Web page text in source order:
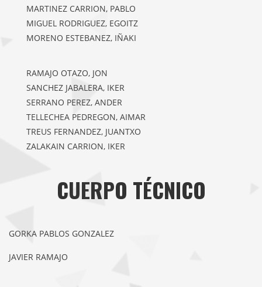
MARTINEZ CARRION, PABLO
MIGUEL RODRIGUEZ, EGOITZ
MORENO ESTEBANEZ, IÑAKI
RAMAJO OTAZO, JON
SANCHEZ JABALERA, IKER
SERRANO PEREZ, ANDER
TELLECHEA PEDREGON, AIMAR
TREUS FERNANDEZ, JUANTXO
ZALAKAIN CARRION, IKER
CUERPO TÉCNICO
GORKA PABLOS GONZALEZ
JAVIER RAMAJO